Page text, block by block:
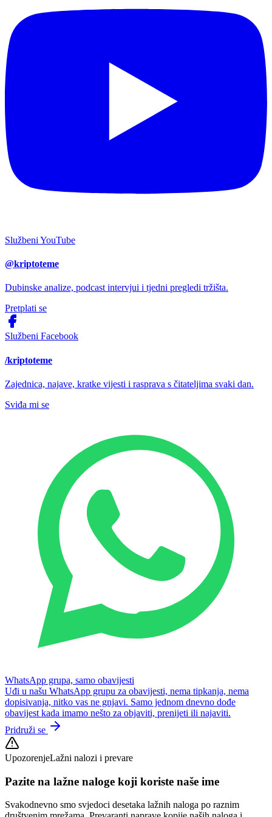
Službeni YouTube
@kriptoteme
Dubinske analize, podcast intervjui i tjedni pregledi tržišta.
Pretplati se
Službeni Facebook
/kriptoteme
Zajednica, najave, kratke vijesti i rasprava s čitateljima svaki dan.
Sviđa mi se
WhatsApp grupa, samo obavijesti
Uđi u našu WhatsApp grupu za obavijesti, nema tipkanja, nema
dopisivanja, nitko vas ne gnjavi. Samo jednom dnevno dođe
obavijest kada imamo nešto za objaviti, prenijeti ili najaviti.
Pridruži se
UpozorenjeLažni nalozi i prevare
Pazite na lažne naloge koji koriste naše ime
Svakodnevno smo svjedoci desetaka lažnih naloga po raznim